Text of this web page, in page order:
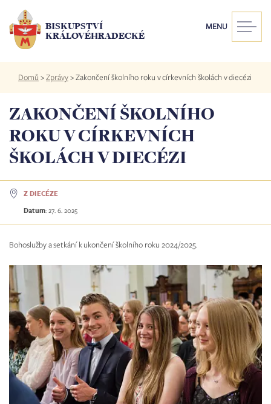
hlavnímu
obsahu
BISKUPSTVÍ
KRÁLOVÉHRADECKÉ
MENU
Drobečková
navigace
Domů >Zprávy>Zakončení školního roku v církevních školách v diecézi
ZAKONČENÍ ŠKOLNÍHO
ROKU V CÍRKEVNÍCH
ŠKOLÁCH V DIECÉZI
Z DIECÉZE
Datum: 27. 6. 2025
Bohoslužby a setkání k ukončení školního roku 2024/2025.